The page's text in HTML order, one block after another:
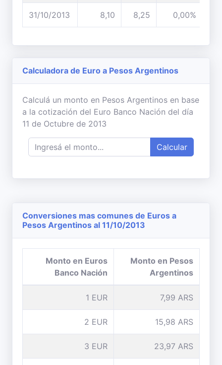
31/10/2013 8,10 8,25 0,00%
Calculadora de Euro a Pesos Argentinos
Calculá un monto en Pesos Argentinos en base
a la cotización del Euro Banco Nación del día
11 de Octubre de 2013
Calcular
Conversiones mas comunes de Euros a
Pesos Argentinos al 11/10/2013
Monto en Euros
Banco Nación
Monto en Pesos
Argentinos
1 EUR 7,99 ARS
2 EUR 15,98 ARS
3 EUR 23,97 ARS